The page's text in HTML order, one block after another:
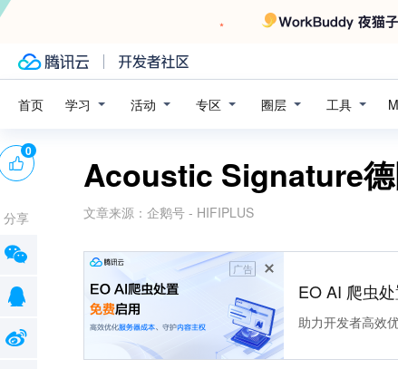
首页 学习 活动 专区 圈层 工具
Acoustic Signature
文章来源： 企鹅号 - HIFIPLUS
广告
EO AI 爬虫
助力开发者高效
0
分享